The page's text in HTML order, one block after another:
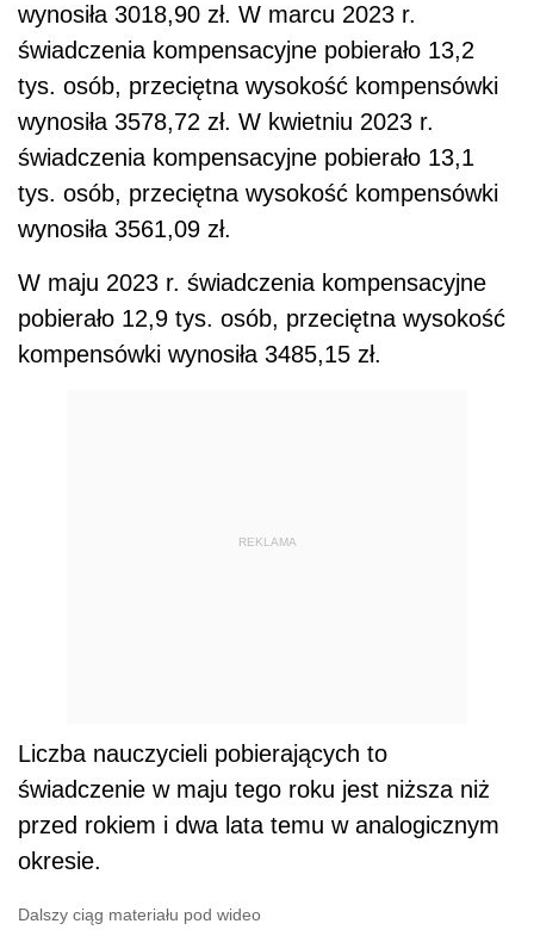
wynosiła 3018,90 zł. W marcu 2023 r.
świadczenia kompensacyjne pobierało 13,2
tys. osób, przeciętna wysokość kompensówki
wynosiła 3578,72 zł. W kwietniu 2023 r.
świadczenia kompensacyjne pobierało 13,1
tys. osób, przeciętna wysokość kompensówki
wynosiła 3561,09 zł.
W maju 2023 r. świadczenia kompensacyjne
pobierało 12,9 tys. osób, przeciętna wysokość
kompensówki wynosiła 3485,15 zł.
REKLAMA
Liczba nauczycieli pobierających to
świadczenie w maju tego roku jest niższa niż
przed rokiem i dwa lata temu w analogicznym
okresie.
Dalszy ciąg materiału pod wideo